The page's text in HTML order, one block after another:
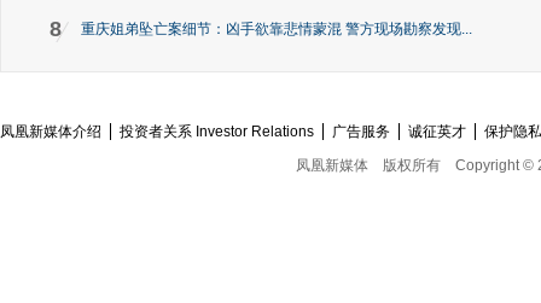
8 重庆姐弟坠亡案细节：凶手欲靠悲情蒙混 警方现场勘察发现...
凤凰新媒体介绍 投资者关系 Investor Relations 广告服务 诚征英才
保护隐
凤凰新媒体
版权所有 Copyright ©